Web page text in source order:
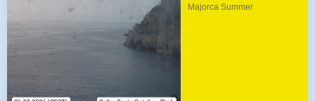
Majorca Summer